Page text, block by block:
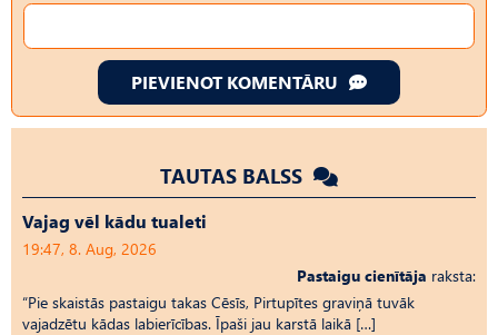
PIEVIENOT KOMENTĀRU
TAUTAS BALSS
Vajag vēl kādu tualeti
19:47, 8. Aug, 2026
Pastaigu cienītāja raksta:
“Pie skaistās pastaigu takas Cēsīs, Pirtupītes graviņā tuvāk
vajadzētu kādas labierīcības. Īpaši jau karstā laikā […]